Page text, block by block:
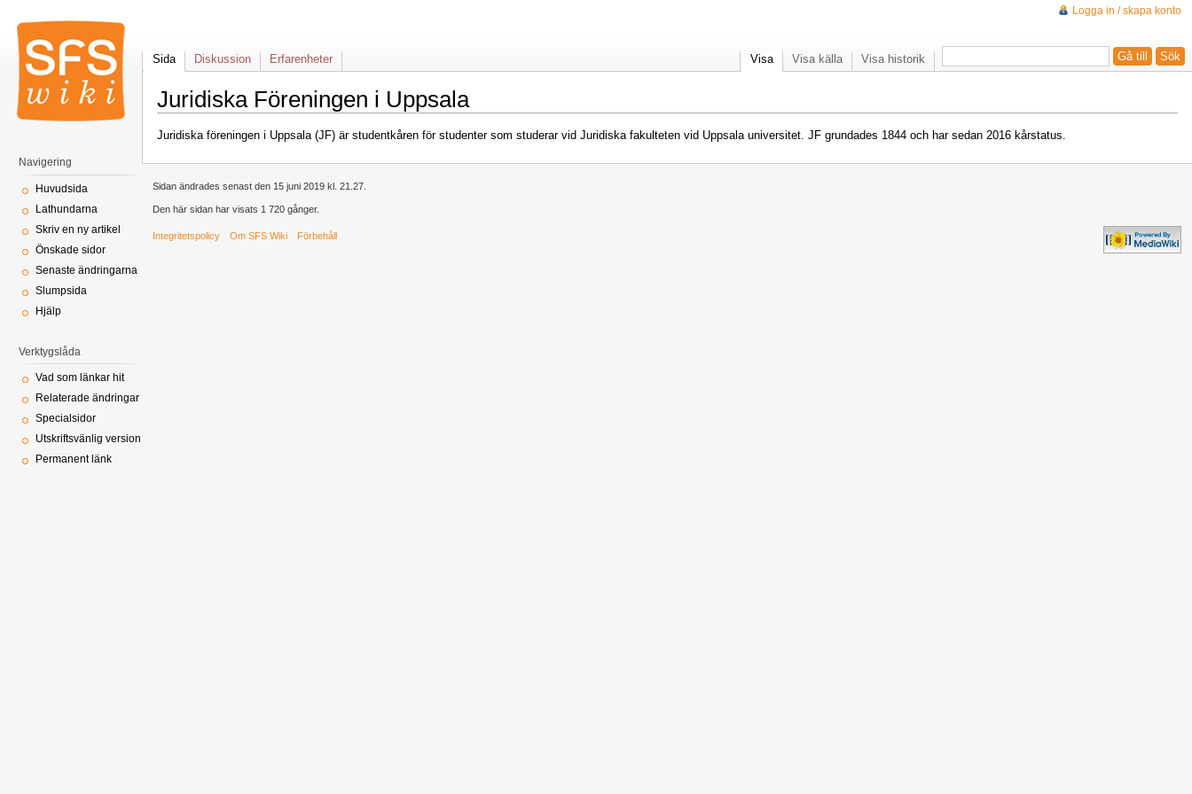
Juridiska Föreningen i Uppsala
Juridiska föreningen i Uppsala (JF) är studentkåren för studenter som studerar vid Juridiska fakulteten vid Uppsala universitet. JF grundades 1844 och har sedan 2016 kårstatus.
Logga in / skapa konto
Sida Diskussion Erfarenheter Visa Visa källa Visa historik
Navigering
Huvudsida
Lathundarna
Skriv en ny artikel
Önskade sidor
Senaste ändringarna
Slumpsida
Hjälp
Verktygslåda
Vad som länkar hit
Relaterade ändringar
Specialsidor
Utskriftsvänlig version
Permanent länk
Sidan ändrades senast den 15 juni 2019 kl. 21.27.
Den här sidan har visats 1 720 gånger.
Integritetspolicy Om SFS Wiki Förbehåll